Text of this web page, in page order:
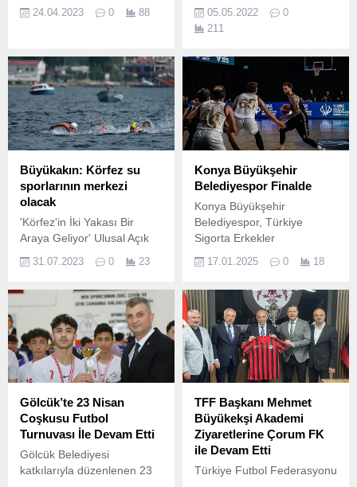
Otopark takımı oldu.
24.04.2023 0 88
Taştan’ın hedefi Paris.
05.05.2022
0
211
Büyükakın: Körfez su
sporlarının merkezi
olacak
'Körfez'in İki Yakası Bir
Araya Geliyor' Ulusal Açık
Büyükşehir, Gölcük ve
birliğinde gerçekleştirildi
Kocaeli Büyükşehir
Belediyesi, Gölcük
Belediyesi, Derince
Belediyesi, Türkiye Yüzme
Federasyonu, Kocaeli
Gençlik ve Spor İl
Müdürlüğü iş birliğiyle hafta
sonunda yapılan Ulusal Açık
Derince...
31.07.2023 0 23
Konya Büyükşehir
Belediyespor Finalde
Konya Büyükşehir
Belediyespor, Türkiye
Sigorta Erkekler
finale yükseldi.
17.01.2025 0 18
Gölcük’te 23 Nisan
Coşkusu Futbol
Turnuvası İle Devam Etti
Gölcük Belediyesi
katkılarıyla düzenlenen 23
TFF Başkanı Mehmet
Büyükekşi Akademi
Ziyaretlerine Çorum FK
ile Devam Etti
Türkiye Futbol Federasyonu